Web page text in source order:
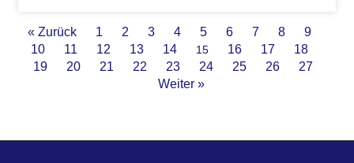
« Zurück 1 2 3 4 5 6 7 8
9
10
11 12 13 14 15 16 17
18
19
20 21 22 23 24 25 26
27
Weiter »